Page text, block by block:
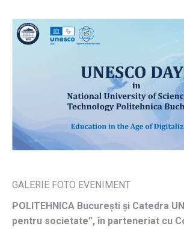
GALERIE FOTO EVENIMENT
POLITEHNICA București și Catedra
pentru societate”, în parteneriat cu